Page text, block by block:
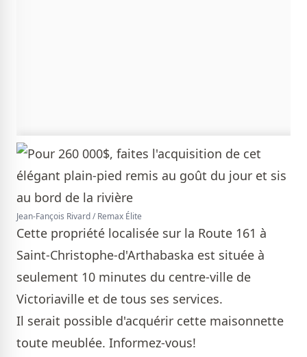
Jean-Fançois Rivard / Remax Élite
Cette propriété localisée sur la Route 161 à
Saint-Christophe-d'Arthabaska est située à
seulement 10 minutes du centre-ville de
Victoriaville et de tous ses services.
Il serait possible d'acquérir cette maisonnette
toute meublée. Informez-vous!